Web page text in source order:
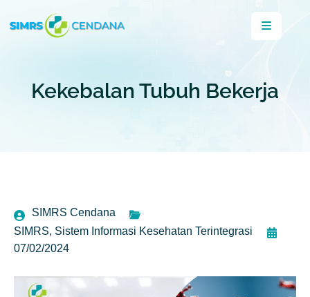
Kekebalan Tubuh Bekerja
SIMRS Cendana
SIMRS, Sistem Informasi Kesehatan Terintegrasi
07/02/2024